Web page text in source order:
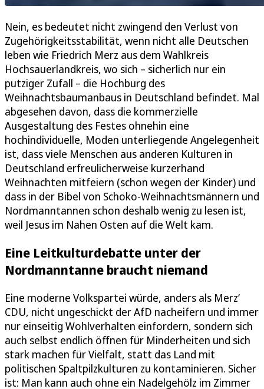
Nein, es bedeutet nicht zwingend den Verlust von
Zugehörigkeitsstabilität, wenn nicht alle Deutschen
leben wie Friedrich Merz aus dem Wahlkreis
Hochsauerlandkreis, wo sich – sicherlich nur ein
putziger Zufall – die Hochburg des
Weihnachtsbaumanbaus in Deutschland befindet. Mal
abgesehen davon, dass die kommerzielle
Ausgestaltung des Festes ohnehin eine
hochindividuelle, Moden unterliegende Angelegenheit
ist, dass viele Menschen aus anderen Kulturen in
Deutschland erfreulicherweise kurzerhand
Weihnachten mitfeiern (schon wegen der Kinder) und
dass in der Bibel von Schoko-Weihnachtsmännern und
Nordmanntannen schon deshalb wenig zu lesen ist,
weil Jesus im Nahen Osten auf die Welt kam.
Eine Leitkulturdebatte unter der
Nordmanntanne braucht niemand
Eine moderne Volkspartei würde, anders als Merz‘
CDU, nicht ungeschickt der AfD nacheifern und immer
nur einseitig Wohlverhalten einfordern, sondern sich
auch selbst endlich öffnen für Minderheiten und sich
stark machen für Vielfalt, statt das Land mit
politischen Spaltpilzkulturen zu kontaminieren. Sicher
ist: Man kann auch ohne ein Nadelgehölz im Zimmer